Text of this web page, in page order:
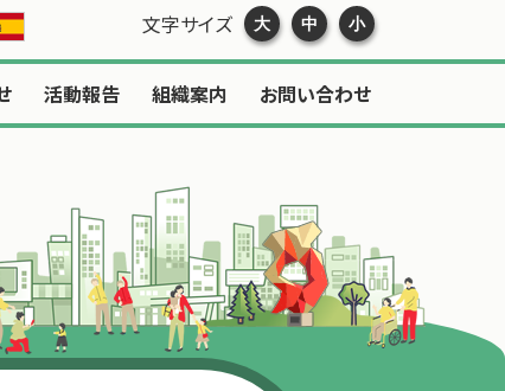
文字サイズ 大 中 小
活動報告 組織案内 お問い合わせ